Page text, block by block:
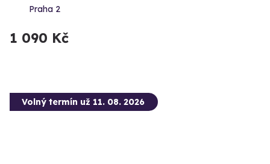
Praha 2
1 090 Kč
Volný termín už 11. 08. 2026